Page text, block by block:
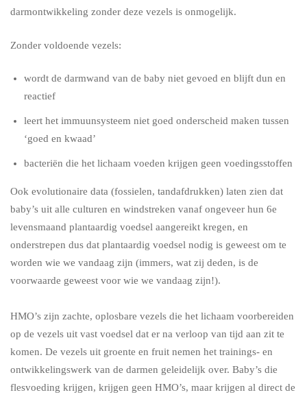
darmontwikkeling zonder deze vezels is onmogelijk.
Zonder voldoende vezels:
wordt de darmwand van de baby niet gevoed en blijft dun en
reactief
leert het immuunsysteem niet goed onderscheid maken tussen
‘goed en kwaad’
bacteriën die het lichaam voeden krijgen geen voedingsstoffen
Ook evolutionaire data (fossielen, tandafdrukken) laten zien dat
baby’s uit alle culturen en windstreken vanaf ongeveer hun 6e
levensmaand plantaardig voedsel aangereikt kregen, en
onderstrepen dus dat plantaardig voedsel nodig is geweest om te
worden wie we vandaag zijn (immers, wat zij deden, is de
voorwaarde geweest voor wie we vandaag zijn!).
HMO’s zijn zachte, oplosbare vezels die het lichaam voorbereiden
op de vezels uit vast voedsel dat er na verloop van tijd aan zit te
komen. De vezels uit groente en fruit nemen het trainings- en
ontwikkelingswerk van de darmen geleidelijk over. Baby’s die
flesvoeding krijgen, krijgen geen HMO’s, maar krijgen al direct de